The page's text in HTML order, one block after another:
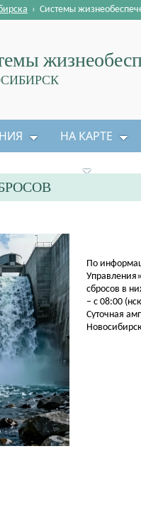
› Системы
НА КАРТЕ
По
сбросов в
– с 08:00
Суточная